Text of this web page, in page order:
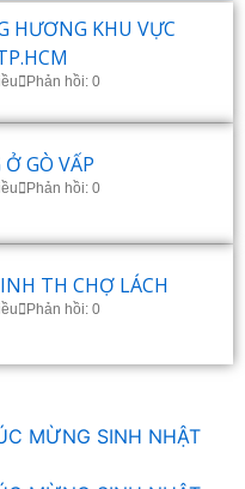
HƯƠNG KHU VỰC
Phản hồi: 0
GÒ VẤP
Phản hồi: 0
TH CHỢ LÁCH
Phản hồi: 0
MỪNG SINH NHẬT